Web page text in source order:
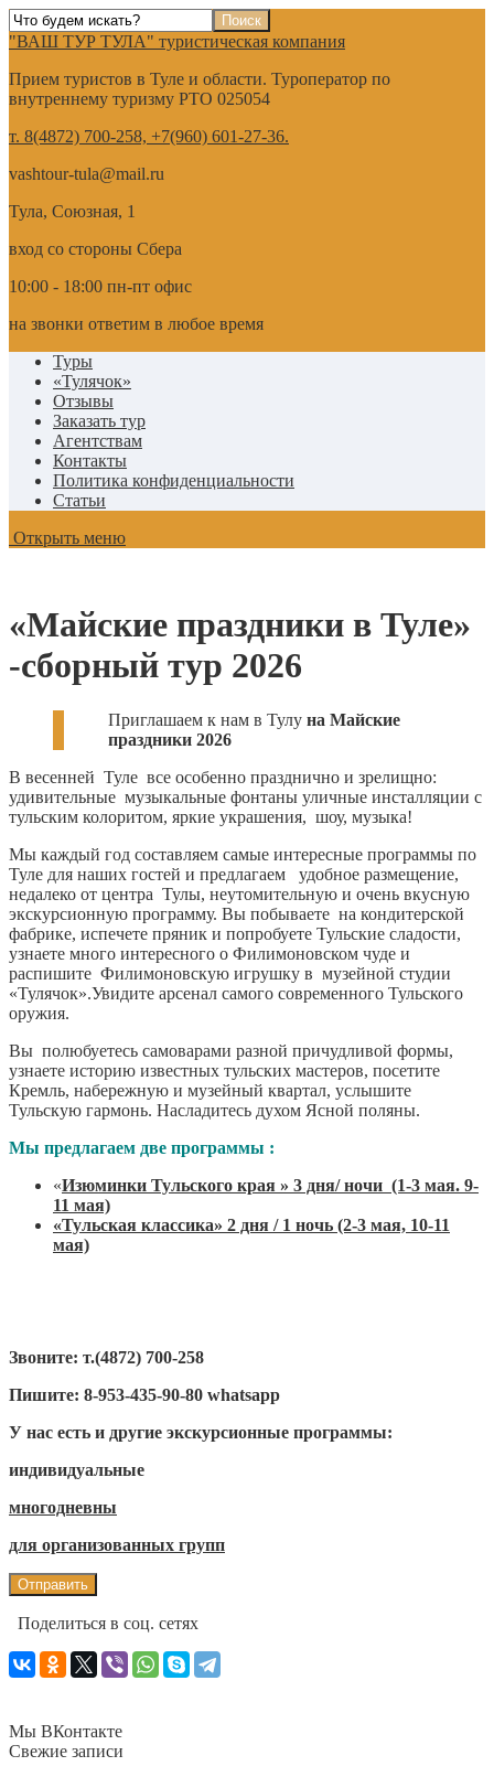
"ВАШ ТУР ТУЛА" туристическая компания
Прием туристов в Туле и области. Туроператор по
внутреннему туризму РТО 025054
т. 8(4872) 700-258, +7(960) 601-27-36.
vashtour-tula@mail.ru
Тула, Союзная, 1
вход со стороны Сбера
10:00 - 18:00 пн-пт офис
на звонки ответим в любое время
Туры
«Тулячок»
Отзывы
Заказать тур
Агентствам
Контакты
Политика конфиденциальности
Статьи
Открыть меню
«Майские праздники в Туле»
-сборный тур 2026
Приглашаем к нам в Тулу на Майские
праздники 2026
В весенней Туле все особенно празднично и зрелищно:
удивительные музыкальные фонтаны уличные инсталляции с
тульским колоритом, яркие украшения, шоу, музыка!
Мы каждый год составляем самые интересные программы по
Туле для наших гостей и предлагаем удобное размещение,
недалеко от центра Тулы, неутомительную и очень вкусную
экскурсионную программу. Вы побываете на кондитерской
фабрике, испечете пряник и попробуете Тульские сладости,
узнаете много интересного о Филимоновском чуде и
распишите Филимоновскую игрушку в музейной студии
«Тулячок».Увидите арсенал самого современного Тульского
оружия.
Вы полюбуетесь самоварами разной причудливой формы,
узнаете историю известных тульских мастеров, посетите
Кремль, набережную и музейный квартал, услышите
Тульскую гармонь. Насладитесь духом Ясной поляны.
Мы предлагаем две программы :
«Изюминки Тульского края » 3 дня/ ночи (1-3 мая. 9-
11 мая)
«Тульская классика» 2 дня / 1 ночь (2-3 мая, 10-11
мая)
Звоните: т.(4872) 700-258
Пишите: 8-953-435-90-80 whatsapp
У нас есть и другие экскурсионные программы:
индивидуальные
многодневны
для организованных групп
Поделиться в соц. сетях
Мы ВКонтакте
Свежие записи